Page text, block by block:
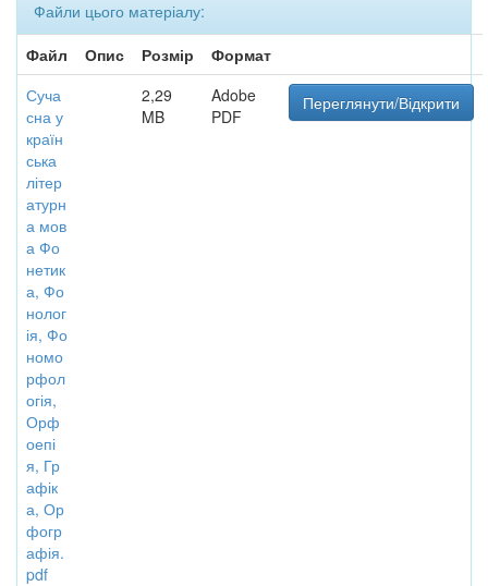
Файли цього матеріалу:
Файл
Опис Розмір
Формат
Суча
сна у
країн
ська
літер
атурн
а мов
а Фо
нетик
а, Фо
нолог
ія, Фо
номо
рфол
огія,
Орф
оепі
я, Гр
афік
а, Ор
фогр
афія.
pdf
2,29
MB
Adobe
PDF
Переглянути/Відкрити